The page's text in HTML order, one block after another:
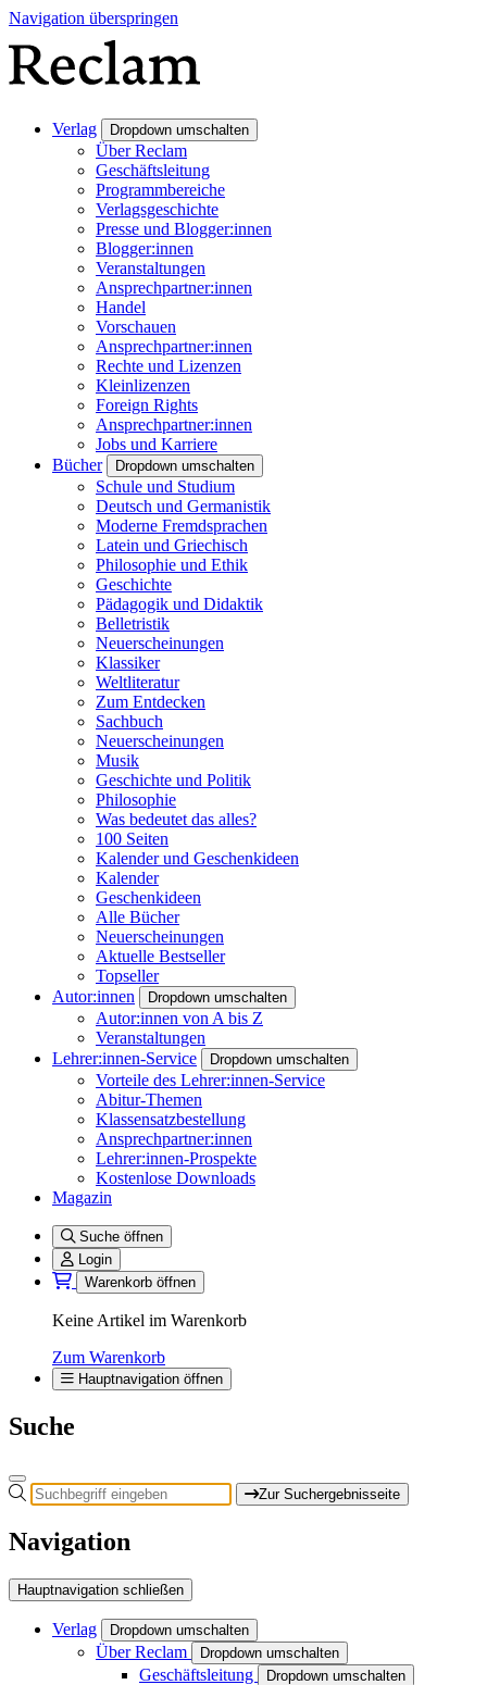
Navigation überspringen
Verlag Dropdown umschalten
Über Reclam
Geschäftsleitung
Programmbereiche
Verlagsgeschichte
Presse und Blogger:innen
Blogger:innen
Veranstaltungen
Ansprechpartner:innen
Handel
Vorschauen
Ansprechpartner:innen
Rechte und Lizenzen
Kleinlizenzen
Foreign Rights
Ansprechpartner:innen
Jobs und Karriere
Bücher
Dropdown umschalten
Schule und Studium
Deutsch und Germanistik
Moderne Fremdsprachen
Latein und Griechisch
Philosophie und Ethik
Geschichte
Pädagogik und Didaktik
Belletristik
Neuerscheinungen
Klassiker
Weltliteratur
Zum Entdecken
Sachbuch
Neuerscheinungen
Musik
Geschichte und Politik
Philosophie
Was bedeutet das alles?
100 Seiten
Kalender und Geschenkideen
Kalender
Geschenkideen
Alle Bücher
Neuerscheinungen
Aktuelle Bestseller
Topseller
Autor:innen
Dropdown umschalten
Autor:innen von A bis Z
Veranstaltungen
Lehrer:innen-Service
Dropdown umschalten
Vorteile des Lehrer:innen-Service
Abitur-Themen
Klassensatzbestellung
Ansprechpartner:innen
Lehrer:innen-Prospekte
Kostenlose Downloads
Magazin
Suche öffnen
Login
Warenkorb öffnen
Keine Artikel im Warenkorb
Zum Warenkorb
Hauptnavigation öffnen
Suche
Zur Suchergebnisseite
Navigation
Hauptnavigation schließen
Verlag Dropdown umschalten
Über Reclam Dropdown umschalten
Geschäftsleitung Dropdown umschalten